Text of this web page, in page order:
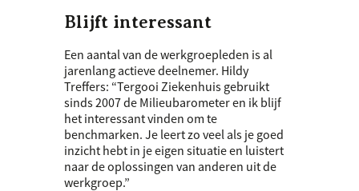
Blijft interessant
Een aantal van de werkgroepleden is al
jarenlang actieve deelnemer. Hildy
Treffers: “Tergooi Ziekenhuis gebruikt
sinds 2007 de Milieubarometer en ik blijf
het interessant vinden om te
benchmarken. Je leert zo veel als je goed
inzicht hebt in je eigen situatie en luistert
naar de oplossingen van anderen uit de
werkgroep.”